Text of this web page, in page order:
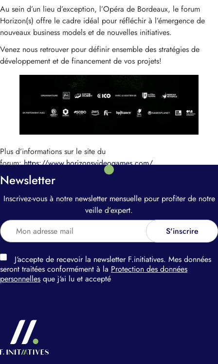
Au sein d’un lieu d’exception, l’Opéra de Bordeaux, le forum
Horizon(s) offre le cadre idéal pour réfléchir à l’émergence de
nouveaux business models et de nouvelles initiatives.
Venez nous retrouver pour définir ensemble des stratégies de
développement et de financement de vos projets!
Plus d’informations sur le site du
forum:https://www.horizonsvideogames.com/
Newsletter
Inscrivez-vous à notre newsletter mensuelle pour profiter de notre
veille d’expert.
J‘accepte de recevoir la newsletter F.initiatives. Mes données
seront traitées conformément à la Protection des données
personnelles que j‘ai lu et accepté